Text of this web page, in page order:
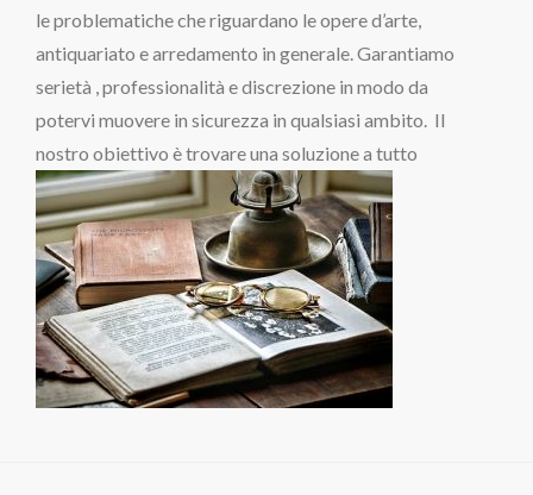
le problematiche che riguardano le opere d’arte,
antiquariato e arredamento in generale. Garantiamo
serietà , professionalità e discrezione in modo da
potervi muovere in sicurezza in qualsiasi ambito. Il
nostro obiettivo è trovare una soluzione a tutto